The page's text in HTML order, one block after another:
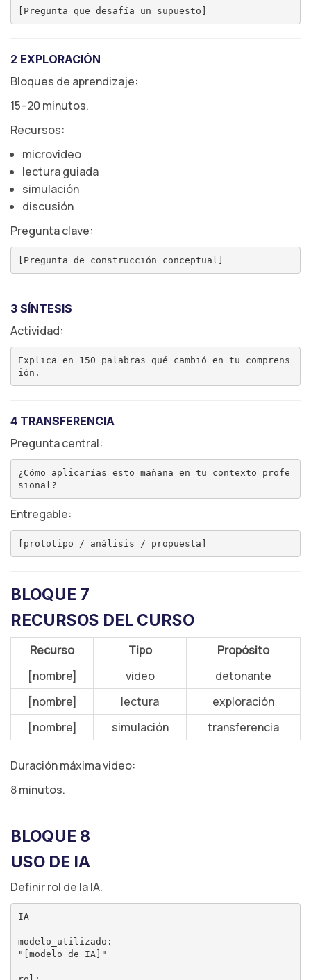
2 EXPLORACIÓN
Bloques de aprendizaje:
15–20 minutos.
Recursos:
microvideo
lectura guiada
simulación
discusión
Pregunta clave:
3 SÍNTESIS
Actividad:
Explica en 150 palabras qué cambió en tu comprens
4 TRANSFERENCIA
Pregunta central:
¿Cómo aplicarías esto mañana en tu contexto profe
Entregable:
BLOQUE 7
RECURSOS DEL CURSO
Recurso Tipo
Propósito
[nombre]
video
detonante
[nombre]
lectura
exploración
[nombre]
simulación transferencia
Duración máxima video:
8 minutos.
BLOQUE 8
USO DE IA
Definir rol de la IA.
IA
modelo_utilizado:
"[modelo de IA]"